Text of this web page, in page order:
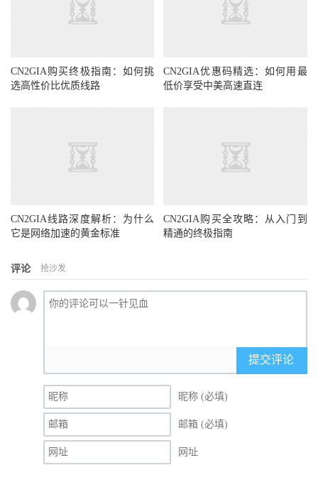
CN2GIA购买终极指南：如何挑
选高性价比优质线路
CN2GIA优惠码精选：如何用最
低价享受中美高速直连
CN2GIA线路深度解析：为什么
它是网络加速的黄金标准
CN2GIA购买全攻略：从入门到
精通的终极指南
评论 抢沙发
提交评论
昵称 (必填)
邮箱 (必填)
网址